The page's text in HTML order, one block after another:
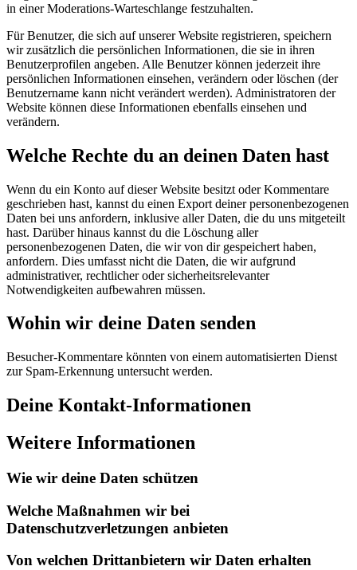
in einer Moderations-Warteschlange festzuhalten.
Für Benutzer, die sich auf unserer Website registrieren, speichern
wir zusätzlich die persönlichen Informationen, die sie in ihren
Benutzerprofilen angeben. Alle Benutzer können jederzeit ihre
persönlichen Informationen einsehen, verändern oder löschen (der
Benutzername kann nicht verändert werden). Administratoren der
Website können diese Informationen ebenfalls einsehen und
verändern.
Welche Rechte du an deinen Daten hast
Wenn du ein Konto auf dieser Website besitzt oder Kommentare
geschrieben hast, kannst du einen Export deiner personenbezogenen
Daten bei uns anfordern, inklusive aller Daten, die du uns mitgeteilt
hast. Darüber hinaus kannst du die Löschung aller
personenbezogenen Daten, die wir von dir gespeichert haben,
anfordern. Dies umfasst nicht die Daten, die wir aufgrund
administrativer, rechtlicher oder sicherheitsrelevanter
Notwendigkeiten aufbewahren müssen.
Wohin wir deine Daten senden
Besucher-Kommentare könnten von einem automatisierten Dienst
zur Spam-Erkennung untersucht werden.
Deine Kontakt-Informationen
Weitere Informationen
Wie wir deine Daten schützen
Welche Maßnahmen wir bei
Datenschutzverletzungen anbieten
Von welchen Drittanbietern wir Daten erhalten